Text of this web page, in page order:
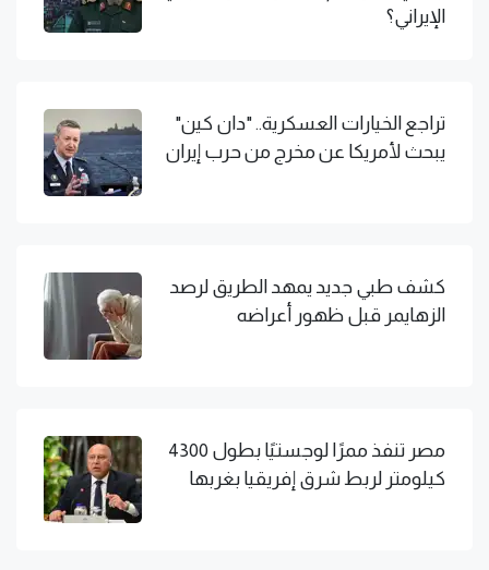
الإيراني؟
تراجع الخيارات العسكرية.. "دان كين"
يبحث لأمريكا عن مخرج من حرب إيران
كشف طبي جديد يمهد الطريق لرصد
الزهايمر قبل ظهور أعراضه
مصر تنفذ ممرًا لوجستيًا بطول 4300
كيلومتر لربط شرق إفريقيا بغربها